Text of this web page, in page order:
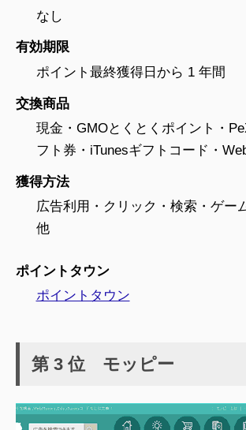
なし
有効期限
ポイント最終獲得日から 1 年間
交換商品
現金・GMOとくとくポイント・
フト券・iTunesギフトコード・
獲得方法
広告利用・クリック・検索・ゲー
他
ポイントタウン
ポイントタウン
第 3 位 モッピー